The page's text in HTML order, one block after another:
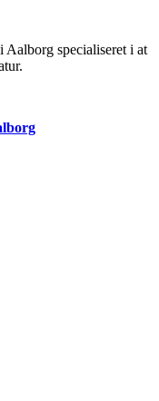
Aalborg specialiseret i at